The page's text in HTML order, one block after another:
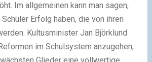
Im allgemeinen kann man sagen,
Erfolg haben, die von ihren
Kultusminister Jan Björklund
im Schulsystem anzugehen,